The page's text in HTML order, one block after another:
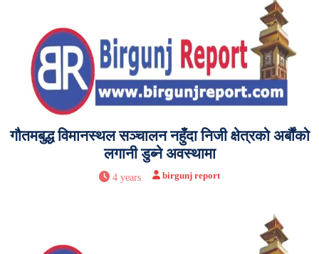
गौतमबुद्ध विमानस्थल सञ्चालन नहुँदा निजी क्षेत्रको अर्बौंको
लगानी डुब्ने अवस्थामा
4 years birgunj report